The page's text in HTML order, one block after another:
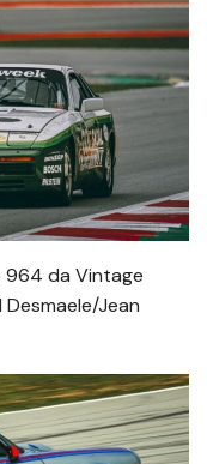
da Vintage
Jean